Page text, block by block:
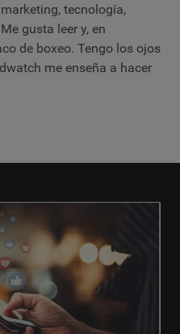
tecnología,
gusta leer y, en
de boxeo. Tengo los ojos
me enseña a hacer